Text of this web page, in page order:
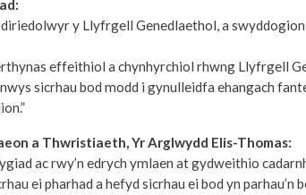
y Llyfrgell Genedlaethol, a
effeithiol a chynhyrchiol rhwng Llyfrgell
sicrhau bod modd i gynulleidfa ehangach
a Thwristiaeth, Yr Arglwydd Elis-Thomas:
ac rwy’n edrych ymlaen at gydweithio
ei pharhad a hefyd sicrhau ei bod yn